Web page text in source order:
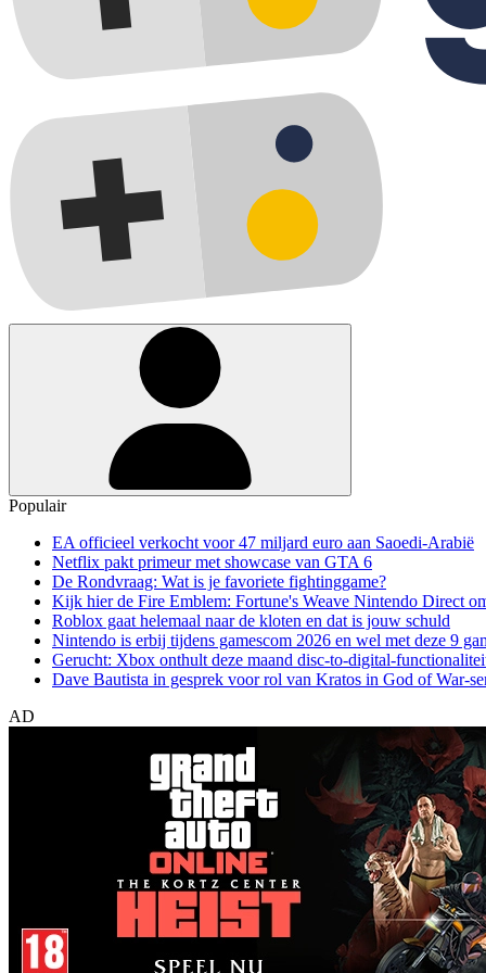
Populair
EA officieel verkocht voor 47 miljard euro aan Saoedi-Arabië
Netflix pakt primeur met showcase van GTA 6
De Rondvraag: Wat is je favoriete fightinggame?
Kijk hier de Fire Emblem: Fortune's Weave Nintendo Direct
Roblox gaat helemaal naar de kloten en dat is jouw schuld
Nintendo is erbij tijdens gamescom 2026 en wel met deze 9
Gerucht: Xbox onthult deze maand disc-to-digital-
Dave Bautista in gesprek voor rol van Kratos in God of War-
AD